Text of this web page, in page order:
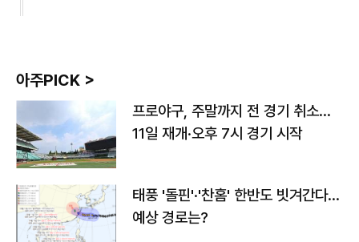
아주PICK >
프로야구, 주말까지 전 경기 취소…
11일 재개·오후 7시 경기 시작
태풍 '돌핀'·'찬홈' 한반도 빗겨간다…
예상 경로는?